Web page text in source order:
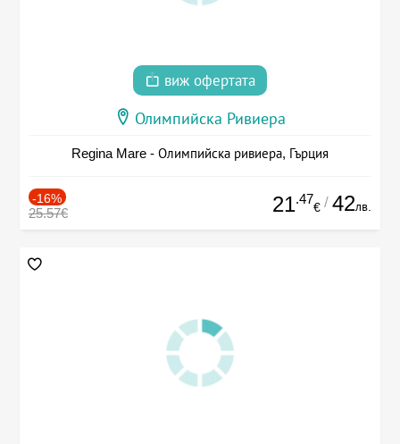
виж офертата
Олимпийска Ривиера
Regina Mare - Олимпийска ривиера, Гърция
-16%
25.57€ 21.47
€ / 42лв.